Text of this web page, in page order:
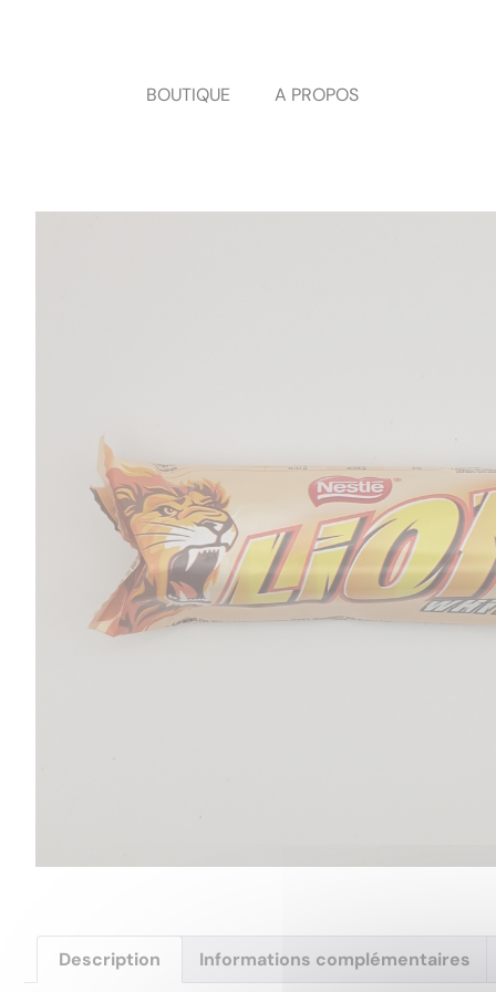
BOUTIQUE A PROPOS
Description Informations complémentaires